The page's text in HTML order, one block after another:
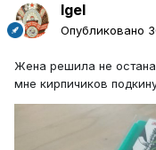
Igel
Опубликовано
Жена решила не
мне кирпичиков